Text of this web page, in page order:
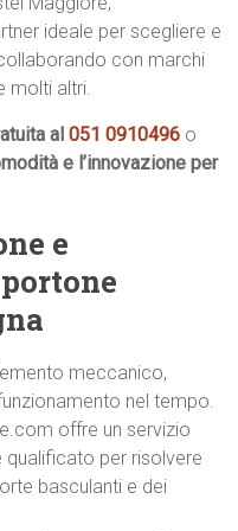
ideale per scegliere e
con marchi
molti altri.
al051 0910496 o
e l’innovazione per
e
meccanico,
nel tempo.
offre un servizio
per risolvere
basculanti e dei